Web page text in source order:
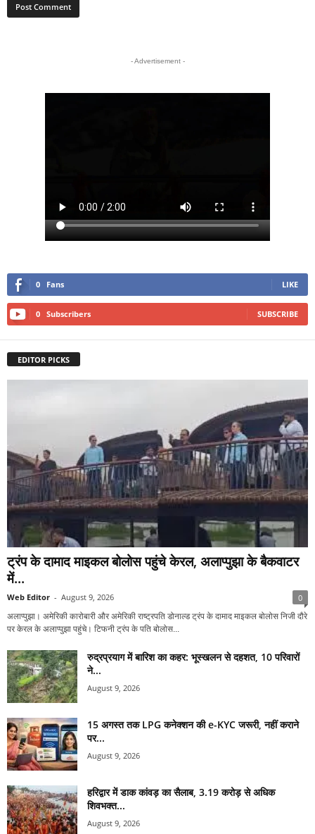
- Advertisement -
0 Fans LIKE
0 Subscribers SUBSCRIBE
EDITOR PICKS
ट्रंप के दामाद माइकल बोलोस पहुंचे केरल, अलाप्पुझा के बैकवाटर
में...
Web Editor - August 9, 2026 0
अलाप्पुझा। अमेरिकी कारोबारी और अमेरिकी राष्ट्रपति डोनाल्ड ट्रंप के दामाद माइकल बोलोस निजी दौरे
पर केरल के अलाप्पुझा पहुंचे। टिफनी ट्रंप के पति बोलोस...
रुद्रप्रयाग में बारिश का कहर: भूस्खलन से दहशत, 10 परिवारों
ने...
August 9, 2026
15 अगस्त तक LPG कनेक्शन की e-KYC जरूरी, नहीं कराने
पर...
August 9, 2026
हरिद्वार में डाक कांवड़ का सैलाब, 3.19 करोड़ से अधिक
शिवभक्त...
August 9, 2026